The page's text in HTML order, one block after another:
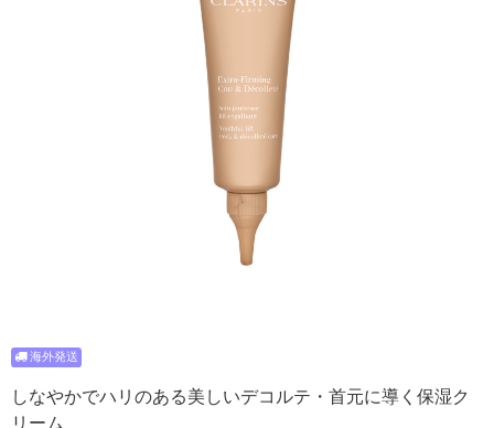
しなやかでハリのある美しいデコルテ・首元に導く保湿ク
リーム